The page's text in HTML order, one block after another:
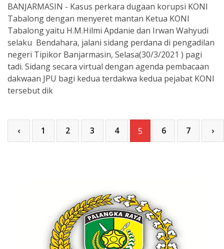
BANJARMASIN - Kasus perkara dugaan korupsi KONI
Tabalong dengan menyeret mantan Ketua KONI
Tabalong yaitu H.M.Hilmi Apdanie dan Irwan Wahyudi
selaku Bendahara, jalani sidang perdana di pengadilan
negeri Tipikor Banjarmasin, Selasa(30/3/2021 ) pagi
tadi. Sidang secara virtual dengan agenda pembacaan
dakwaan JPU bagi kedua terdakwa kedua pejabat KONI
tersebut dik
‹ 1 2 3 4 5 6 7 ›